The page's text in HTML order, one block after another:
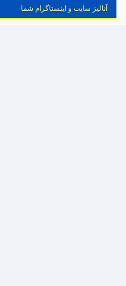
آنالیز سایت و اینستاگرام شما